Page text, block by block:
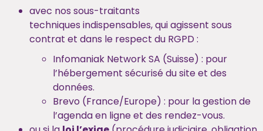
avec nos sous-traitants
techniques indispensables, qui agissent sous
contrat et dans le respect du RGPD :
Infomaniak Network SA (Suisse) : pour
l’hébergement sécurisé du site et des
données.
Brevo (France/Europe) : pour la gestion de
l’agenda en ligne et des rendez-vous.